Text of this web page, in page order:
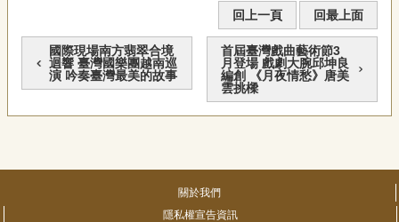
回上一頁 回最上面
國際現場南方翡翠合境
迴響 臺灣國樂團越南巡
演 吟奏臺灣最美的故事
首屆臺灣戲曲藝術節3
月登場 戲劇大腕邱坤良
編創 《月夜情愁》唐美
雲挑樑
關於我們
隱私權宣告資訊